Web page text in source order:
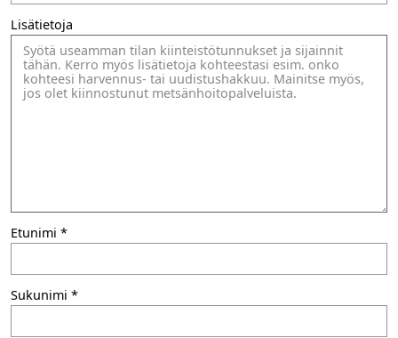
Lisätietoja
Etunimi
Sukunimi